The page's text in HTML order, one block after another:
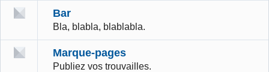
Bar
Bla, blabla, blablabla.
Marque-pages
Publiez vos trouvailles.